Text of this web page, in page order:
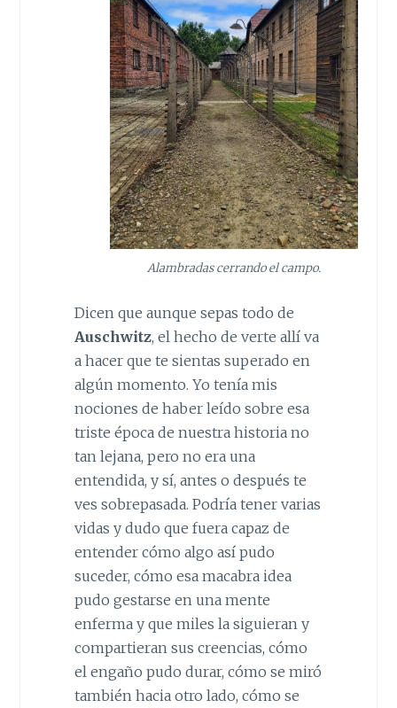
Alambradas cerrando el campo.
Dicen que aunque sepas todo de
Auschwitz, el hecho de verte allí va
a hacer que te sientas superado en
algún momento. Yo tenía mis
nociones de haber leído sobre esa
triste época de nuestra historia no
tan lejana, pero no era una
entendida, y sí, antes o después te
ves sobrepasada. Podría tener varias
vidas y dudo que fuera capaz de
entender cómo algo así pudo
suceder, cómo esa macabra idea
pudo gestarse en una mente
enferma y que miles la siguieran y
compartieran sus creencias, cómo
el engaño pudo durar, cómo se miró
también hacia otro lado, cómo se